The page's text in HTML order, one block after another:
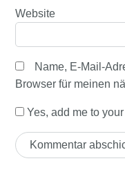
Website
Name, E-Mail-
Browser für meinen
Yes, add me to